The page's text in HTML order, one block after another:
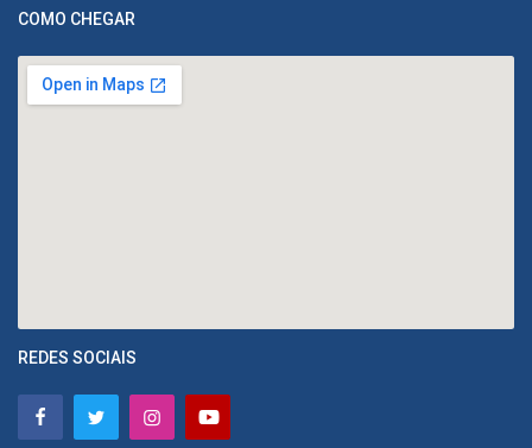
COMO CHEGAR
REDES SOCIAIS